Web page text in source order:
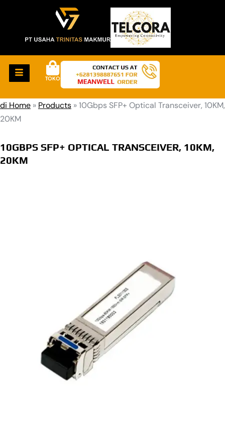
TOKO
di Home » Products »10Gbps SFP+ Optical Transceiver, 10KM,
20KM
10GBPS SFP+ OPTICAL TRANSCEIVER, 10KM,
20KM